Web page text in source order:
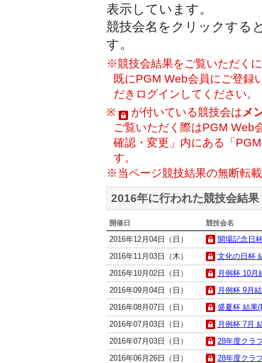
表示しています。
競技会名をクリックする
す。
※競技会結果をご覧いただく
既にPGM Web会員にご登録
だきログインしてください。
※
が付いている競技会はメ
ご覧いただく際はPGM Web
確認・変更」内にある「
す。
※当ページ競技結果の無断転
2016年に行われた競技会結果
開催日 競技会名
2016年12月04日（日）
開場記念日
2016年11月03日（木）
文化の日杯
2016年10月02日（日）
月例杯 10月
2016年09月04日（日）
月例杯 9月
2016年08月07日（日）
盛夏杯 結果
2016年07月03日（日）
月例杯 7月
2016年07月03日（日）
28年度クラ
2016年06月26日（日）
28年度クラ